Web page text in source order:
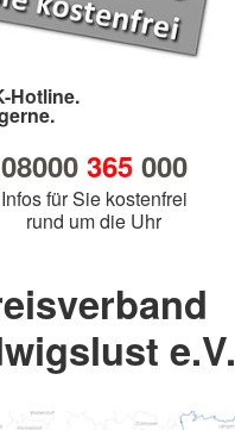
Hotline.
08000 365000
Infos für Sie kostenfrei
rund um die Uhr
e.V.